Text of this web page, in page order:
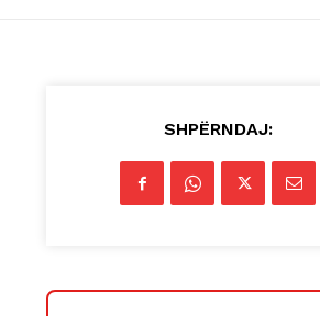
SHPËRNDAJ: